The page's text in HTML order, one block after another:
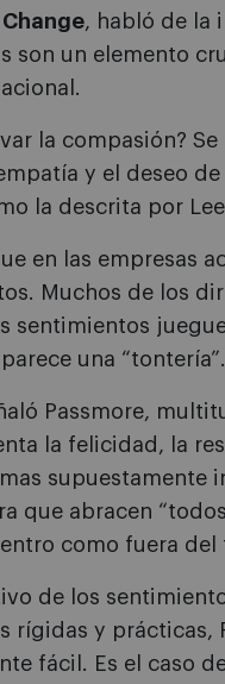
, habló de la
son un elemento
la compasión?
y el deseo
la descrita por
en las empresas
Muchos de los
sentimientos
una “tontería”.
Passmore,
la felicidad, la
supuestamente
que abracen
como fuera del
de los
rígidas y prácticas,
fácil. Es el caso